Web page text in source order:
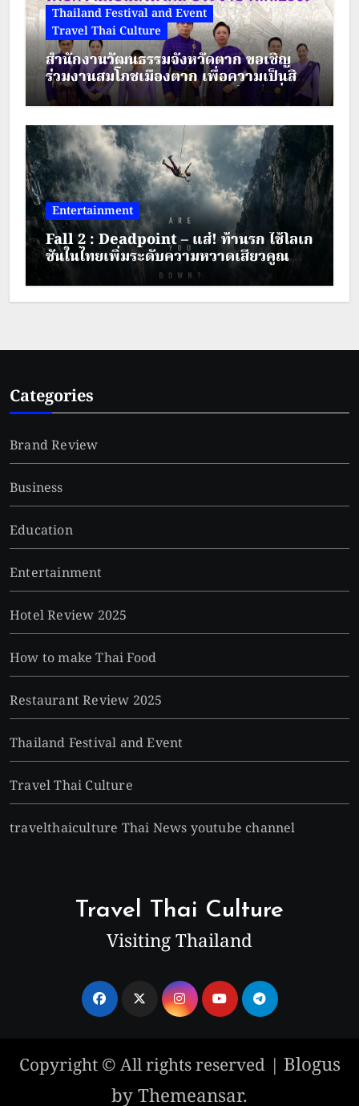
Thailand Festival and Event
Travel Thai Culture
สำนักงานวัฒนธรรมจังหวัดตาก ขอเชิญ
ร่วมงานสมโภชเมืองตาก เพื่อความเป็นสิริ
มงคล ประจำปี พ.ศ.2569 ระหว่างวันที่ 28
– 30 สิงหาคม 2569
Entertainment
Fall 2 : Deadpoint – แส่! ท้านรก ใช้โลเก
ชันในไทยเพิ่มระดับความหวาดเสียวคูณ
สอง
Categories
Brand Review
Business
Education
Entertainment
Hotel Review 2025
How to make Thai Food
Restaurant Review 2025
Thailand Festival and Event
Travel Thai Culture
travelthaiculture Thai News youtube channel
Travel Thai Culture
Visiting Thailand
Copyright © All rights reserved | Blogus
byThemeansar.